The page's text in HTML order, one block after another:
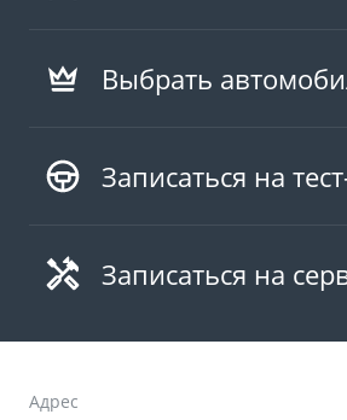
Выбрать
Записаться на
Записаться на
Адрес